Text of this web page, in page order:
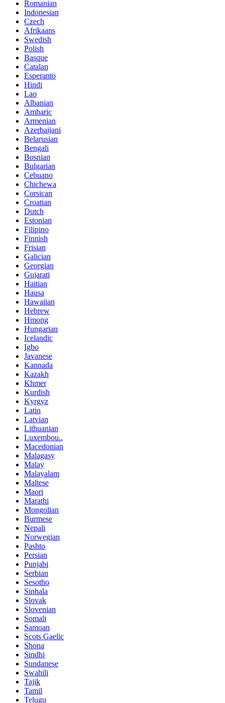
Romanian
Indonesian
Czech
Afrikaans
Swedish
Polish
Basque
Catalan
Esperanto
Hindi
Lao
Albanian
Amharic
Armenian
Azerbaijani
Belarusian
Bengali
Bosnian
Bulgarian
Cebuano
Chichewa
Corsican
Croatian
Dutch
Estonian
Filipino
Finnish
Frisian
Galician
Georgian
Gujarati
Haitian
Hausa
Hawaiian
Hebrew
Hmong
Hungarian
Icelandic
Igbo
Javanese
Kannada
Kazakh
Khmer
Kurdish
Kyrgyz
Latin
Latvian
Lithuanian
Luxembou..
Macedonian
Malagasy
Malay
Malayalam
Maltese
Maori
Marathi
Mongolian
Burmese
Nepali
Norwegian
Pashto
Persian
Punjabi
Serbian
Sesotho
Sinhala
Slovak
Slovenian
Somali
Samoan
Scots Gaelic
Shona
Sindhi
Sundanese
Swahili
Tajik
Tamil
Telugu